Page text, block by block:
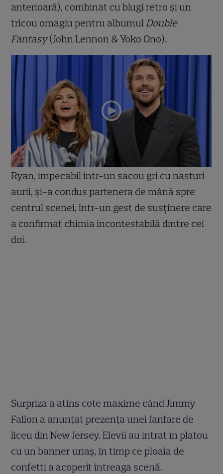
anterioară), combinat cu blugi retro și un
tricou omagiu pentru albumul Double
Fantasy(John Lennon & Yoko Ono).
Ryan, impecabil într-un sacou gri cu nasturi
aurii, și-a condus partenera de mână spre
centrul scenei, într-un gest de susținere care
a confirmat chimia incontestabilă dintre cei
doi.
Surpriza a atins cote maxime când Jimmy
Fallon a anunțat prezența unei fanfare de
liceu din New Jersey. Elevii au intrat în platou
cu un banner uriaș, în timp ce ploaia de
confetti a acoperit întreaga scenă.